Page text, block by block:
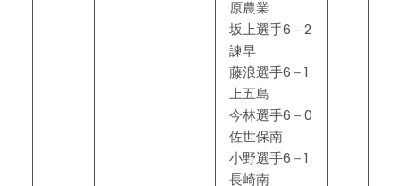
原農業
坂上選手6－2
諫早
藤浪選手6－1
上五島
今林選手6－0
佐世保南
小野選手6－1
長崎南